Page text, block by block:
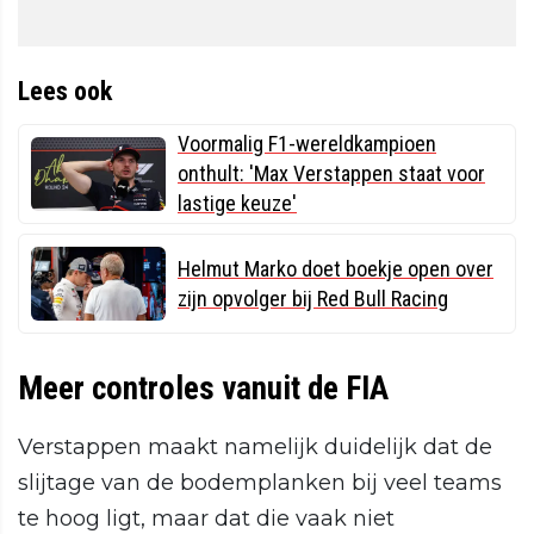
Lees ook
Voormalig F1-wereldkampioen
onthult: 'Max Verstappen staat voor
lastige keuze'
Helmut Marko doet boekje open over
zijn opvolger bij Red Bull Racing
Meer controles vanuit de FIA
Verstappen maakt namelijk duidelijk dat de
slijtage van de bodemplanken bij veel teams
te hoog ligt, maar dat die vaak niet